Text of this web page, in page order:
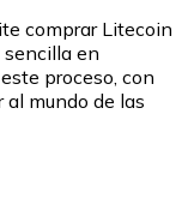
comprar Litecoin
sencilla en
proceso, con
al mundo de las